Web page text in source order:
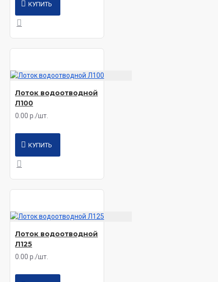
КУПИТЬ
Лоток водоотводной
Л100
0.00 р./шт.
КУПИТЬ
Лоток водоотводной
Л125
0.00 р./шт.